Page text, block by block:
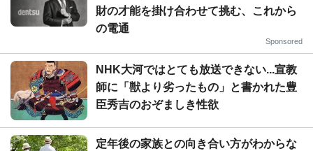
財の才能を掛け合わせて挑む、これから
の電通
Sponsored
NHK大河ではとても放送できない...宣教
師に「獣より劣ったもの」と書かれた豊
臣秀吉のおぞましき性欲
定年後の家族との向き合い方がわからな